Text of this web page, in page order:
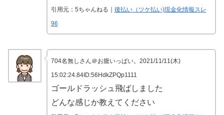
引用元：5ちゃんねる｜ 後払い（ツケ払い)現金化情報スレ
96
704名無しさん＠お腹いっぱい。2021/11/11(木)
15:02:24.84ID:56HdkZPQp1111
ゴールドラッシュ飛ばしました
どんな感じか教えてください